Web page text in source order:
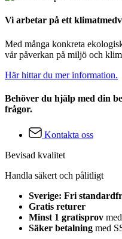
Vi arbetar på ett
Med många konkreta
vår påverkan på miljö och
Här hittar du mer information.
Behöver du hjälp med din
frågor.
Kontakta oss
Bevisad kvalitet
Handla säkert och pålitligt
Sverige: Fri
Gratis returer
Minst 1 gratisprov
Säker betalning med